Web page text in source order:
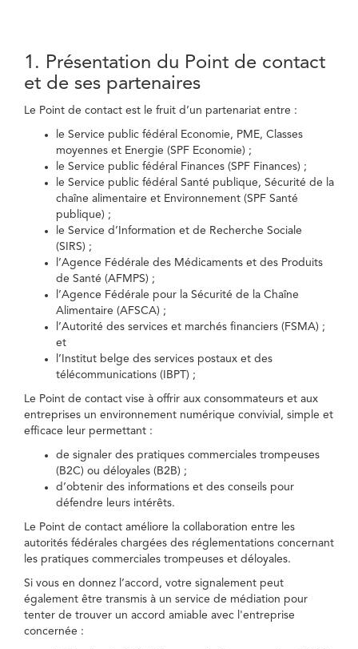
1. Présentation du Point de contact
et de ses partenaires
Le Point de contact est le fruit d’un partenariat entre :
le Service public fédéral Economie, PME, Classes
moyennes et Energie (SPF Economie) ;
le Service public fédéral Finances (SPF Finances) ;
le Service public fédéral Santé publique, Sécurité de la
chaîne alimentaire et Environnement (SPF Santé
publique) ;
le Service d’Information et de Recherche Sociale
(SIRS) ;
l’Agence Fédérale des Médicaments et des Produits
de Santé (AFMPS) ;
l’Agence Fédérale pour la Sécurité de la Chaîne
Alimentaire (AFSCA) ;
l’Autorité des services et marchés financiers (FSMA) ;
et
l’Institut belge des services postaux et des
télécommunications (IBPT) ;
Le Point de contact vise à offrir aux consommateurs et aux
entreprises un environnement numérique convivial, simple et
efficace leur permettant :
de signaler des pratiques commerciales trompeuses
(B2C) ou déloyales (B2B) ;
d’obtenir des informations et des conseils pour
défendre leurs intérêts.
Le Point de contact améliore la collaboration entre les
autorités fédérales chargées des réglementations concernant
les pratiques commerciales trompeuses et déloyales.
Si vous en donnez l’accord, votre signalement peut
également être transmis à un service de médiation pour
tenter de trouver un accord amiable avec l'entreprise
concernée :